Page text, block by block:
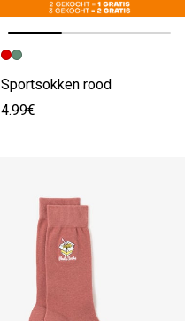
Vorige afbeelding
Volgende beeld
Sportsokken rood
4.99€